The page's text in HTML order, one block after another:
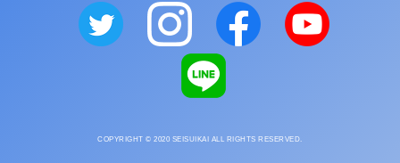
COPYRIGHT © 2020 SEISUIKAI ALL RIGHTS RESERVED.